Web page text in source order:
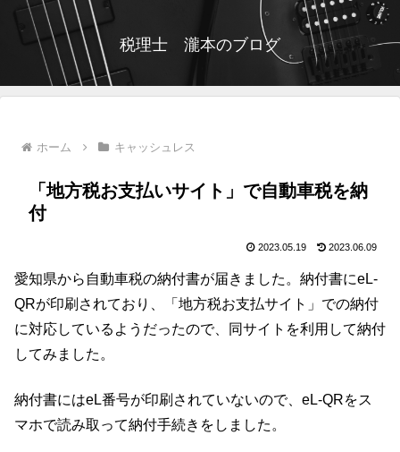
税理士 瀧本のブログ
ホーム キャッシュレス
「地方税お支払いサイト」で自動車税を納
付
2023.05.19 2023.06.09
愛知県から自動車税の納付書が届きました。納付書にeL-
QRが印刷されており、「地方税お支払サイト」での納付
に対応しているようだったので、同サイトを利用して納付
してみました。
納付書にはeL番号が印刷されていないので、eL-QRをス
マホで読み取って納付手続きをしました。